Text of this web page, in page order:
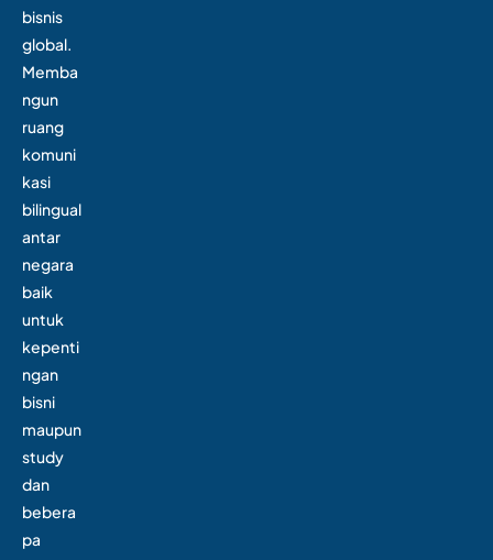
bisnis
global.
Memba
ngun
ruang
komuni
kasi
bilingual
antar
negara
baik
untuk
kepenti
ngan
bisni
maupun
study
dan
bebera
pa